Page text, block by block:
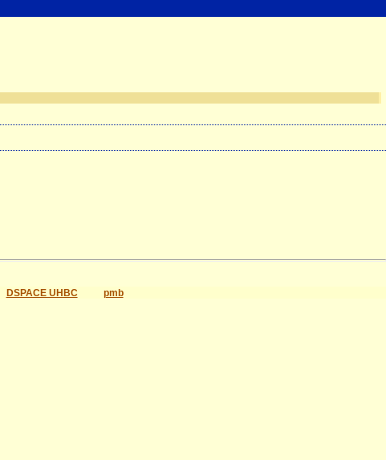
DSPACE UHBC pmb